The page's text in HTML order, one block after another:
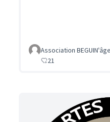
Association
21